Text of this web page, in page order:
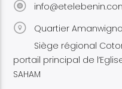
Quartier
Siège régional
portail principal de
SAHAM